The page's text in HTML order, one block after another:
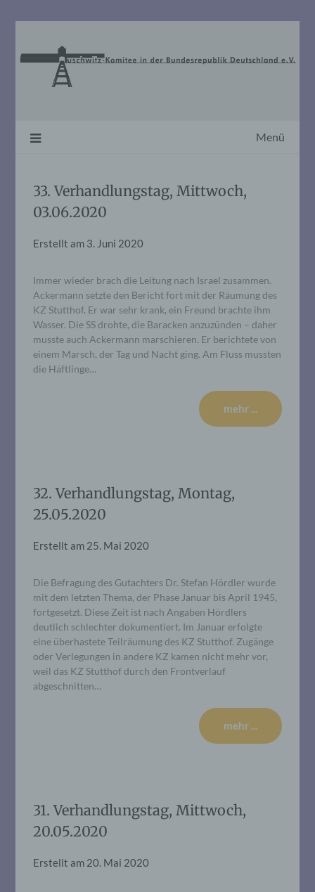
Menü
33. Verhandlungstag, Mittwoch,
03.06.2020
Erstellt am 3. Juni 2020
Immer wieder brach die Leitung nach Israel zusammen.
Ackermann setzte den Bericht fort mit der Räumung des
KZ Stutthof. Er war sehr krank, ein Freund brachte ihm
Wasser. Die SS drohte, die Baracken anzuzünden – daher
musste auch Ackermann marschieren. Er berichtete von
einem Marsch, der Tag und Nacht ging. Am Fluss mussten
die Häftlinge…
mehr ...
32. Verhandlungstag, Montag,
25.05.2020
Erstellt am 25. Mai 2020
Die Befragung des Gutachters Dr. Stefan Hördler wurde
mit dem letzten Thema, der Phase Januar bis April 1945,
fortgesetzt. Diese Zeit ist nach Angaben Hördlers
deutlich schlechter dokumentiert. Im Januar erfolgte
eine überhastete Teilräumung des KZ Stutthof. Zugänge
oder Verlegungen in andere KZ kamen nicht mehr vor,
weil das KZ Stutthof durch den Frontverlauf
abgeschnitten…
mehr ...
31. Verhandlungstag, Mittwoch,
20.05.2020
Erstellt am 20. Mai 2020